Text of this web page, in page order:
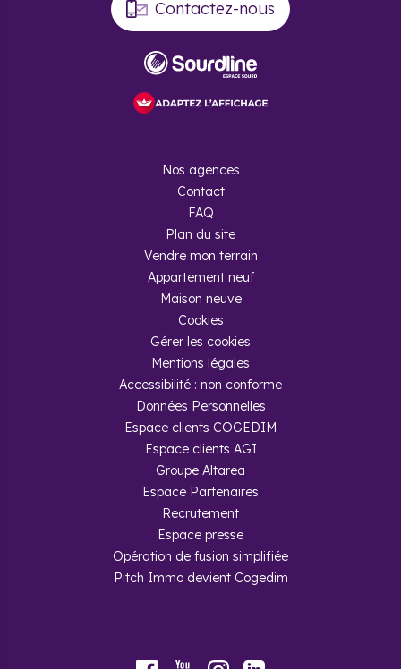
Contactez-nous
Nos agences
Contact
FAQ
Plan du site
Vendre mon terrain
Appartement neuf
Maison neuve
Cookies
Gérer les cookies
Mentions légales
Accessibilité : non conforme
Données Personnelles
Espace clients COGEDIM
Espace clients AGI
Groupe Altarea
Espace Partenaires
Recrutement
Espace presse
Opération de fusion simplifiée
Pitch Immo devient Cogedim